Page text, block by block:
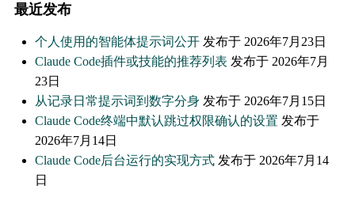
最近发布
个人使用的智能体提示词公开
2026年7月23日
Claude Code插件或技能的推荐列表
2026年7月
23日
从记录日常提示词到数字分身
2026年7月15日
Claude Code终端中默认跳过权限确认的设置
2026年7月14日
Claude Code后台运行的实现方式
2026年7月14
日